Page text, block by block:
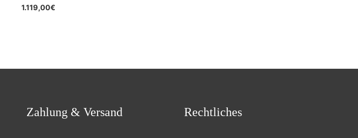
1.119,00€
Zahlung & Versand Rechtliches